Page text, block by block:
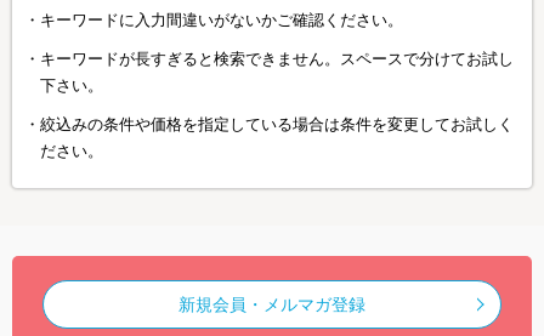
キーワードに入力間違いがないかご確認ください。
キーワードが長すぎると検索できません。スペースで分けてお試し
下さい。
絞込みの条件や価格を指定している場合は条件を変更してお試しく
ださい。
新規会員・メルマガ登録